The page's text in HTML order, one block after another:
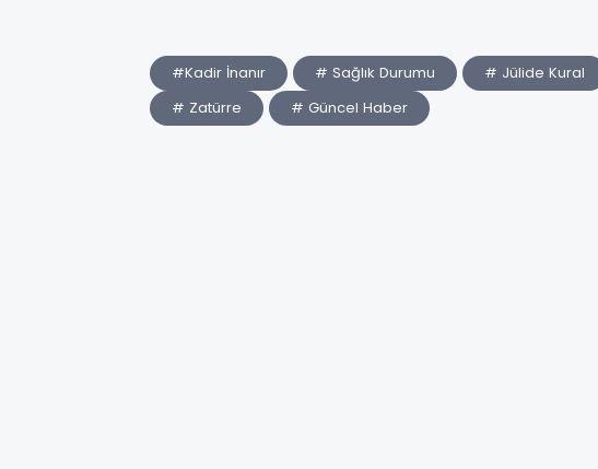
#Kadir İnanır # Sağlık Durumu # Jülide Kural
# Zatürre
# Güncel Haber